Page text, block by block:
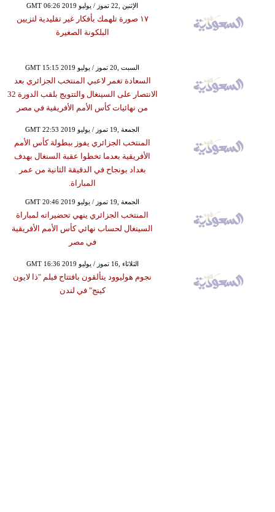
GMT 06:26 2019 الإثنين ,22 تموز / يوليو
١٧ صورة تلهمك بأفكار غير تقليدية لتزيين
البلكونة الصغيرة
GMT 15:15 2019 السبت ,20 تموز / يوليو
السعادة تغمر لاعبي المنتخب الجزائري بعد
الانتصار على السينغال والتتويج بلقب الدورة 32
من نهائيات كأس الأمم الأفريقية في مصر
GMT 22:53 2019 الجمعة ,19 تموز / يوليو
المنتخب الجزائري يفوز ببطولة كأس الأمم
الأفريقية بعدما تخطوا عقبة السنغال بهدف
بغداد بونجاح في الدقيقة الثانية من عمر
المباراة.
GMT 20:46 2019 الجمعة ,19 تموز / يوليو
المنتخب الجزائري ينهي تحضيراته لمباراة
السينغال لحساب نهائي كأس الأمم الأفريقية
في مصر
GMT 16:36 2019 الثلاثاء ,16 تموز / يوليو
نجوم هوليوود يتألقون بافتتاح فيلم "ذا لايون
كينج" في لندن